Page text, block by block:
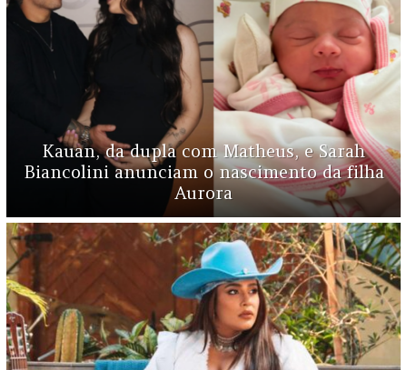
Kauan, da dupla com Matheus, e Sarah
Biancolini anunciam o nascimento da filha
Aurora